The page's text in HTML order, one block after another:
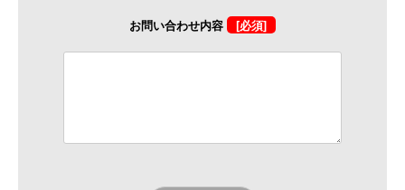
お問い合わせ内容
[必須]